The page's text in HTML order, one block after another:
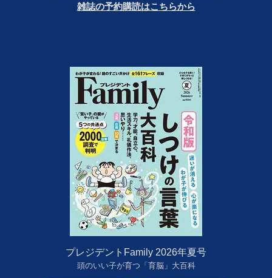
雑誌の予約購読はこちらから
プレジデントFamily 2026年夏号
頭のいい子が育つ「育脳」大百科